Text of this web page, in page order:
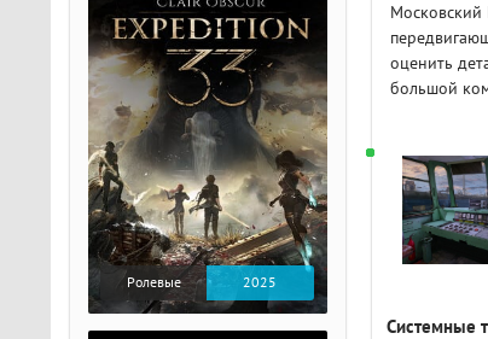
Московский
оценить
большой
Системные
Ролевые 2025